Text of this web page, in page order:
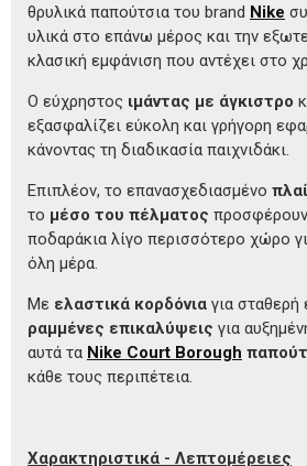
θρυλικά παπούτσια του brand Nike
υλικά στο επάνω μέρος και την
κλασική εμφάνιση που αντέχει στο
Ο εύχρηστος ιμάντας με άγκιστρο
εξασφαλίζει εύκολη και γρήγορη
κάνοντας τη διαδικασία παιχνιδάκι.
Επιπλέον, το επανασχεδιασμένο
το μέσο του πέλματος
ποδαράκια λίγο περισσότερο χώρο
όλη μέρα.
Με ελαστικά κορδόνια για σταθερή
ραμμένες επικαλύψεις για
αυτά τα Nike Court Borough
κάθε τους περιπέτεια.
Χαρακτηριστικά - Λεπτομέρειες